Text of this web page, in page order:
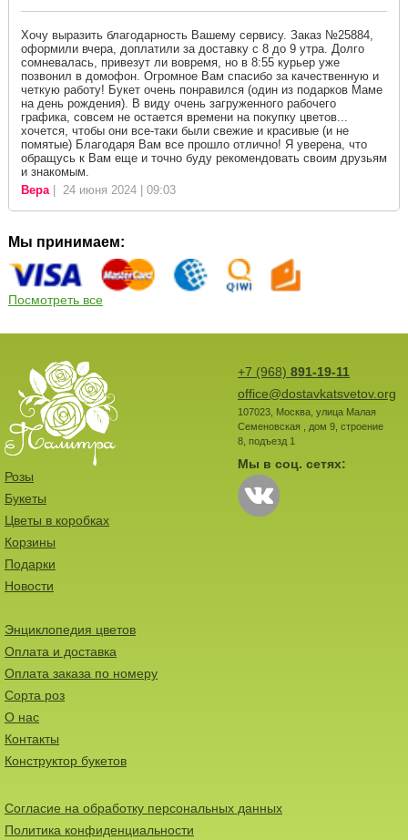
Хочу выразить благодарность Вашему сервису. Заказ №25884,
оформили вчера, доплатили за доставку с 8 до 9 утра. Долго
сомневалась, привезут ли вовремя, но в 8:55 курьер уже
позвонил в домофон. Огромное Вам спасибо за качественную и
четкую работу! Букет очень понравился (один из подарков Маме
на день рождения). В виду очень загруженного рабочего
графика, совсем не остается времени на покупку цветов...
хочется, чтобы они все-таки были свежие и красивые (и не
помятые) Благодаря Вам все прошло отлично! Я уверена, что
обращусь к Вам еще и точно буду рекомендовать своим друзьям
и знакомым.
Вера| 24 июня 2024 | 09:03
Мы принимаем:
Посмотреть все
+7 (968) 891-19-11
office@dostavkatsvetov.org
107023, Москва, улица Малая
Семеновская , дом 9, строение
8, подъезд 1
Мы в соц. сетях:
Розы
Букеты
Цветы в коробках
Корзины
Подарки
Новости
Энциклопедия цветов
Оплата и доставка
Оплата заказа по номеру
Сорта роз
О нас
Контакты
Конструктор букетов
Согласие на обработку персональных данных
Политика конфиденциальности